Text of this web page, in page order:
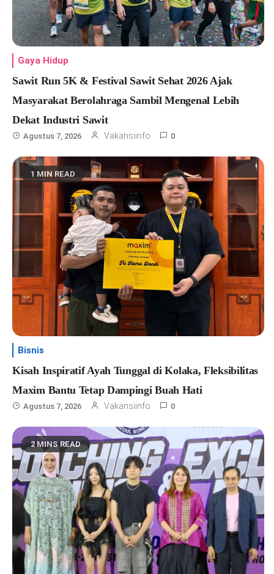
Gaya Hidup
Sawit Run 5K & Festival Sawit Sehat 2026 Ajak
Masyarakat Berolahraga Sambil Mengenal Lebih
Dekat Industri Sawit
Agustus 7, 2026 Vakansiinfo 0
1 MIN READ
Bisnis
Kisah Inspiratif Ayah Tunggal di Kolaka, Fleksibilitas
Maxim Bantu Tetap Dampingi Buah Hati
Agustus 7, 2026 Vakansiinfo 0
2 MINS READ